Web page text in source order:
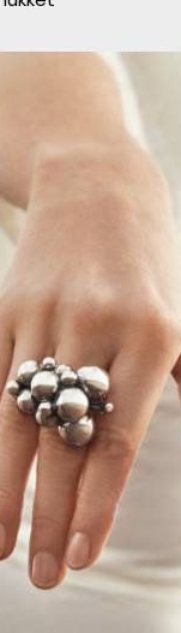
plus